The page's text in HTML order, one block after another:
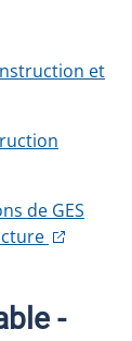
et
de GES
-